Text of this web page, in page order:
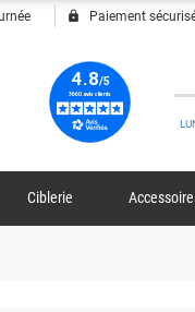
lock Paiement
Ciblerie